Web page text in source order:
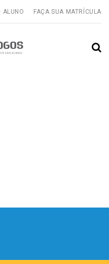
ALUNO FAÇA SUA MATRÍCULA